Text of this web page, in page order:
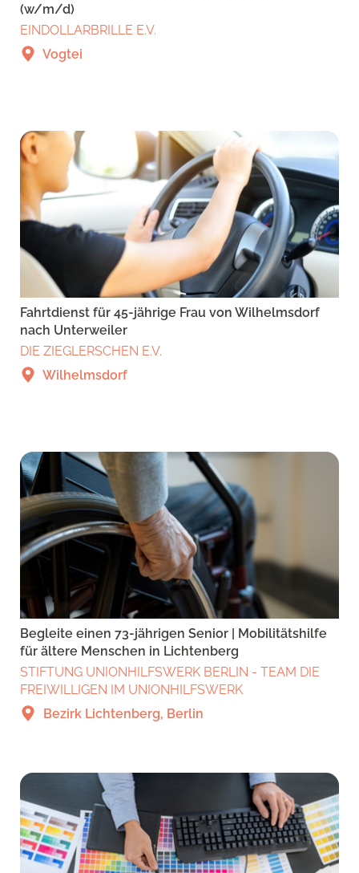
(w/m/d)
EINDOLLARBRILLE E.V.
Vogtei
Fahrtdienst für 45-jährige Frau von Wilhelmsdorf
nach Unterweiler
DIE ZIEGLERSCHEN E.V.
Wilhelmsdorf
Begleite einen 73-jährigen Senior | Mobilitätshilfe
für ältere Menschen in Lichtenberg
STIFTUNG UNIONHILFSWERK BERLIN - TEAM DIE
FREIWILLIGEN IM UNIONHILFSWERK
Bezirk Lichtenberg, Berlin